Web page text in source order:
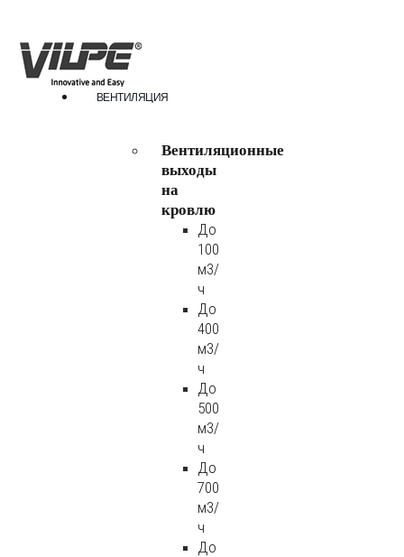
ВЕНТИЛЯЦИЯ
Вентиляционные
выходы
на
кровлю
До
100
м3/
ч
До
400
м3/
ч
До
500
м3/
ч
До
700
м3/
ч
До